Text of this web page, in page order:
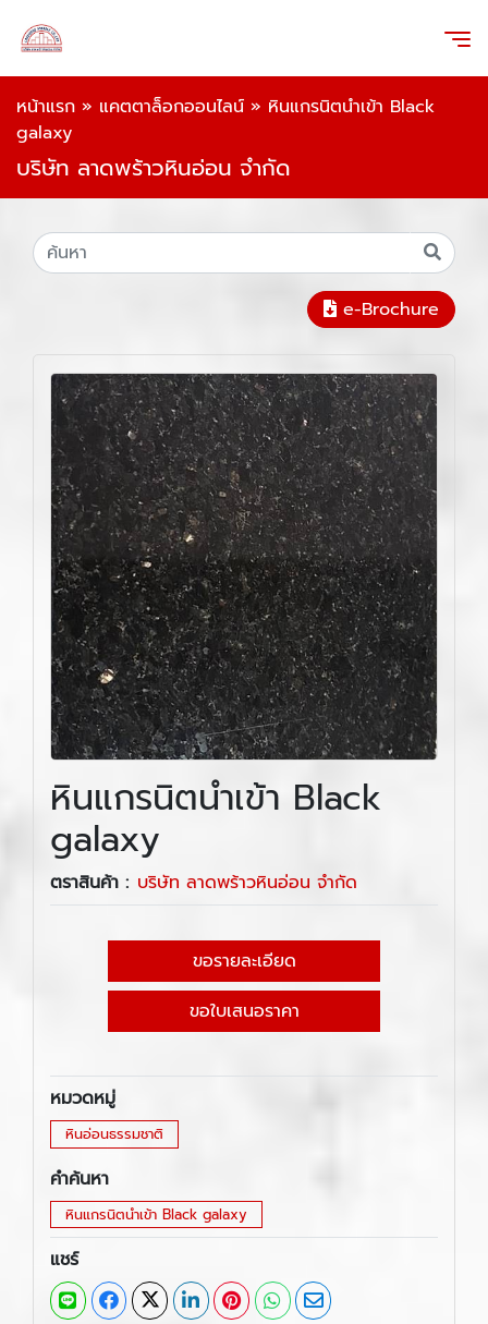
หน้าแรก » แคตตาล็อกออนไลน์ » หินแกรนิตนำเข้า Black
galaxy
บริษัท ลาดพร้าวหินอ่อน จำกัด
e-Brochure
หินแกรนิตนำเข้า Black
galaxy
ตราสินค้า : บริษัท ลาดพร้าวหินอ่อน จำกัด
ขอรายละเอียด
ขอใบเสนอราคา
หมวดหมู่
หินอ่อนธรรมชาติ
คำค้นหา
หินแกรนิตนำเข้า Black galaxy
แชร์